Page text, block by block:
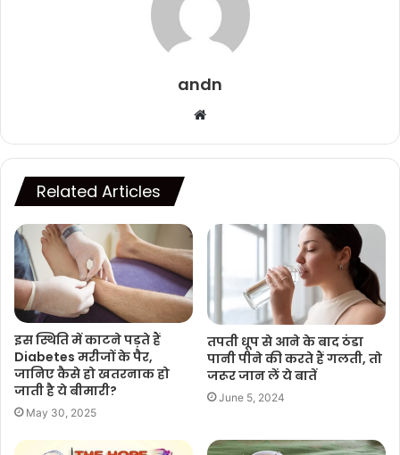
andn
Website
Related Articles
इस स्थिति में काटने पड़ते हैं
Diabetes मरीजों के पैर,
जानिए कैसे हो खतरनाक हो
जाती है ये बीमारी?
May 30, 2025
तपती धूप से आने के बाद ठंडा
पानी पीने की करते हैं गलती, तो
जरूर जान लें ये बातें
June 5, 2024